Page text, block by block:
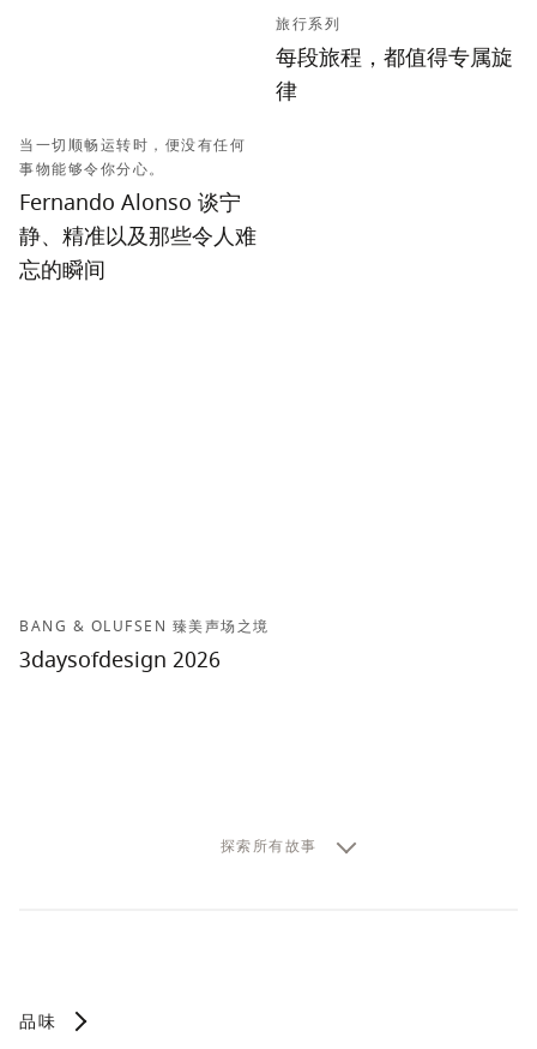
当一切顺畅运转时，便没有任何
事物能够令你分心。
Fernando Alonso 谈宁
静、精准以及那些令人难
忘的瞬间
旅行系列
每段旅程，都值得专属旋
律
BANG & OLUFSEN 臻美声场之境
3daysofdesign 2026
探索所有故事
品味